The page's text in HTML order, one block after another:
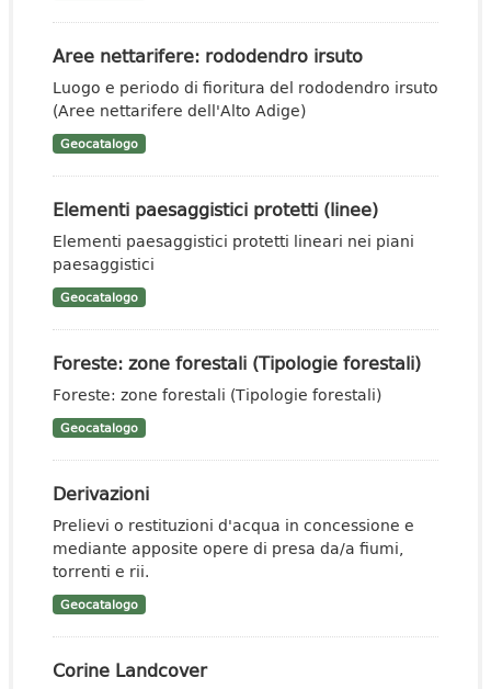
Aree nettarifere: rododendro irsuto
Luogo e periodo di fioritura del rododendro irsuto
(Aree nettarifere dell'Alto Adige)
Geocatalogo
Elementi paesaggistici protetti (linee)
Elementi paesaggistici protetti lineari nei piani
paesaggistici
Geocatalogo
Foreste: zone forestali (Tipologie forestali)
Foreste: zone forestali (Tipologie forestali)
Geocatalogo
Derivazioni
Prelievi o restituzioni d'acqua in concessione e
mediante apposite opere di presa da/a fiumi,
torrenti e rii.
Geocatalogo
Corine Landcover